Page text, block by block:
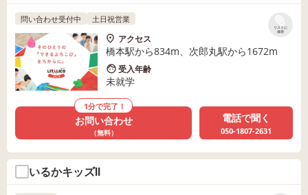
リストに
保存
問い合わせ受付中 土日祝営業
アクセス
橋本駅から834m、次郎丸駅から1672m
受入年齢
未就学
1分で完了！
お問い合わせ
（無料）
電話で聞く
050-1807-2631
いるかキッズⅡ